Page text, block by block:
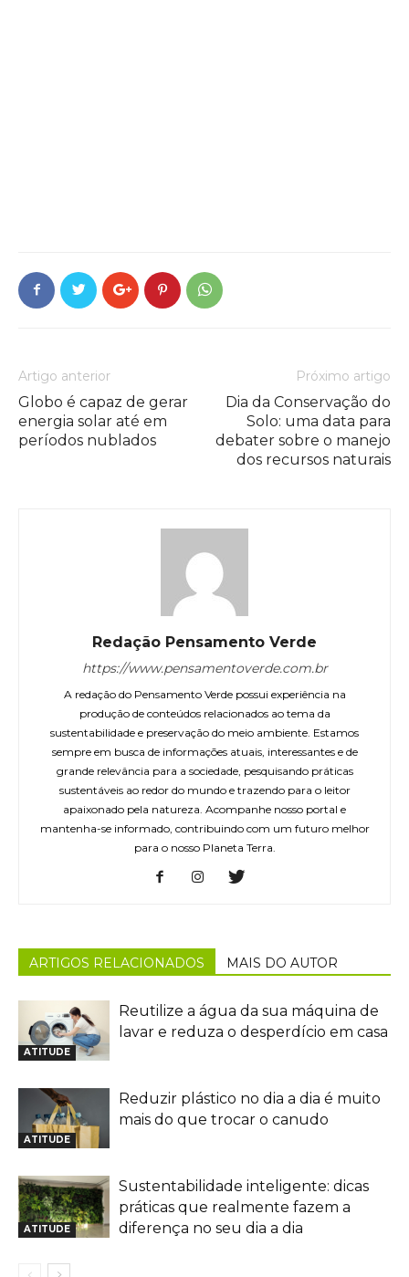
Artigo anterior
Globo é capaz de gerar
energia solar até em
períodos nublados
Próximo artigo
Dia da Conservação do
Solo: uma data para
debater sobre o manejo
dos recursos naturais
Redação Pensamento Verde
https://www.pensamentoverde.com.br
A redação do Pensamento Verde possui experiência na
produção de conteúdos relacionados ao tema da
sustentabilidade e preservação do meio ambiente. Estamos
sempre em busca de informações atuais, interessantes e de
grande relevância para a sociedade, pesquisando práticas
sustentáveis ao redor do mundo e trazendo para o leitor
apaixonado pela natureza. Acompanhe nosso portal e
mantenha-se informado, contribuindo com um futuro melhor
para o nosso Planeta Terra.
ARTIGOS RELACIONADOS MAIS DO AUTOR
ATITUDE
Reutilize a água da sua máquina de
lavar e reduza o desperdício em casa
ATITUDE
Reduzir plástico no dia a dia é muito
mais do que trocar o canudo
ATITUDE
Sustentabilidade inteligente: dicas
práticas que realmente fazem a
diferença no seu dia a dia